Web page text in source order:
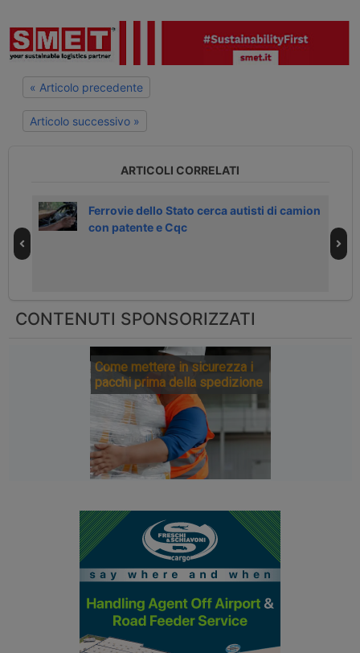
« Articolo precedente
Articolo successivo »
ARTICOLI CORRELATI
Ferrovie dello Stato cerca autisti di camion
con patente e Cqc
CONTENUTI SPONSORIZZATI
Come mettere in sicurezza i
pacchi prima della spedizione